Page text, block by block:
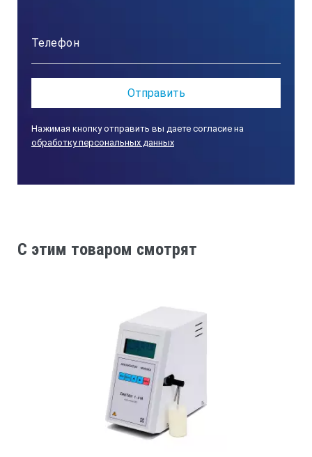
Питание
Нажимая кнопку отправить вы даете согласие на
обработку персональных данных
C этим товаром смотрят